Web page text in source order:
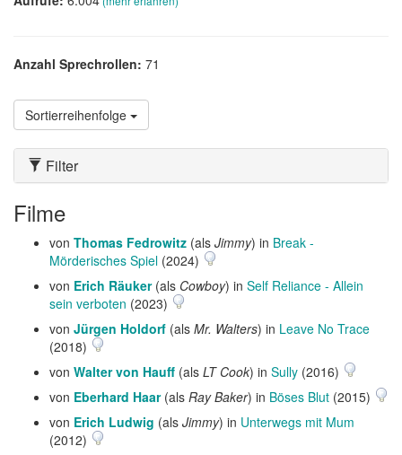
Anzahl Sprechrollen: 71
Sortierreihenfolge
Filter
Filme
von Thomas Fedrowitz (als Jimmy) in Break -
Mörderisches Spiel (2024)
von Erich Räuker(als Cowboy) in Self Reliance - Allein
sein verboten (2023)
von Jürgen Holdorf (als Mr. Walters) in Leave No Trace
(2018)
von Walter von Hauff (als LT Cook) in Sully (2016)
von Eberhard Haar(als Ray Baker) in Böses Blut (2015)
von Erich Ludwig (als Jimmy) in Unterwegs mit Mum
(2012)